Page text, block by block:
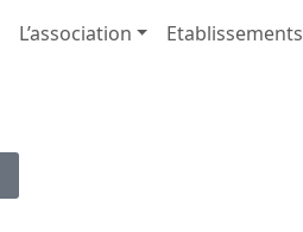
L’association Etablissements